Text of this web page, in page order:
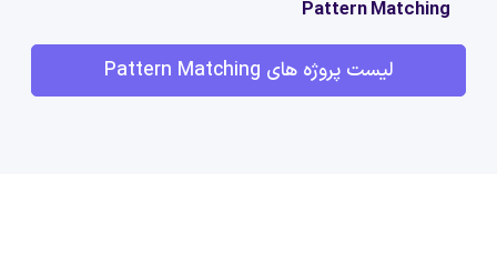
Pattern Matching
لیست پروژه های Pattern Matching